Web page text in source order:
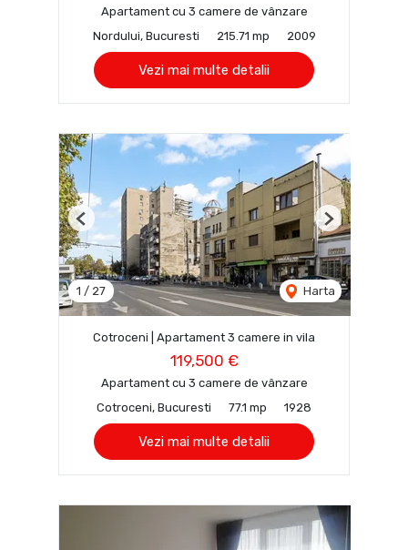
Apartament cu 3 camere de vânzare
Nordului, Bucuresti
215.71 mp 2009
Vezi mai multe detalii
1 / 27 Harta
Previous Next
Cotroceni | Apartament 3 camere in vila
119,500 €
Apartament cu 3 camere de vânzare
Cotroceni, Bucuresti
77.1 mp 1928
Vezi mai multe detalii